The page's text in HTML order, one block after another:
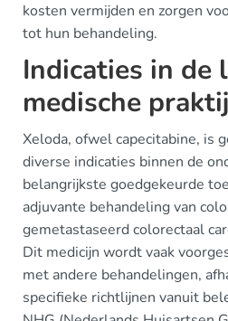
kosten vermijden en zorgen
tot hun behandeling.
Indicaties in de
medische
Xeloda, ofwel capecitabine, is
diverse indicaties binnen de
belangrijkste goedgekeurde
adjuvante behandeling van
gemetastaseerd colorectaal
Dit medicijn wordt vaak
met andere behandelingen,
specifieke richtlijnen vanuit